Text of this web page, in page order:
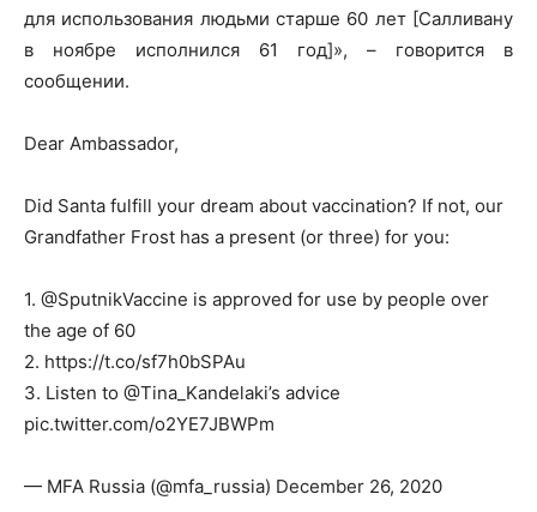
для использования людьми старше 60 лет [Салливану
в ноябре исполнился 61 год]», – говорится в
сообщении.
Dear Ambassador,
Did Santa fulfill your dream about vaccination? If not, our
Grandfather Frost has a present (or three) for you:
1. @SputnikVaccine is approved for use by people over
the age of 60
2. https://t.co/sf7h0bSPAu
3. Listen to @Tina_Kandelaki’s advice
pic.twitter.com/o2YE7JBWPm
— MFA Russia (@mfa_russia) December 26, 2020